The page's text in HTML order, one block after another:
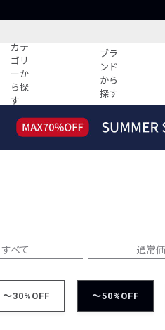
カテ
ゴリ
ーか
ら探
す
ブラ
ンド
から
探す
すべての記事
人気記事ランキング
ウィークリーコーデ
すべて 通常
～30%OFF ～50%OFF